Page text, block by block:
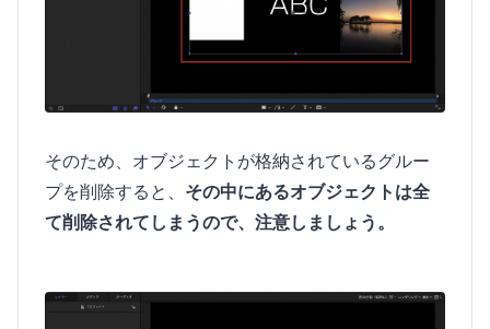
そのため、オブジェクトが格納されているグルー
プを削除すると、 その中にあるオブジェクトは全
て削除されてしまうので、注意しましょう。